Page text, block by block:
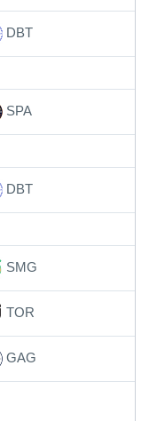
DBT
SPA
DBT
SMG
TOR
GAG